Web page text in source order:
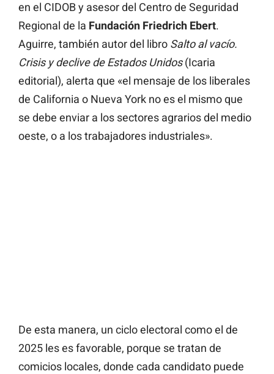
en el CIDOB y asesor del Centro de Seguridad
Regional de la Fundación Friedrich Ebert.
Aguirre, también autor del libro Salto al vacío.
Crisis y declive de Estados Unidos(Icaria
editorial), alerta que «el mensaje de los liberales
de California o Nueva York no es el mismo que
se debe enviar a los sectores agrarios del medio
oeste, o a los trabajadores industriales».
De esta manera, un ciclo electoral como el de
2025 les es favorable, porque se tratan de
comicios locales, donde cada candidato puede